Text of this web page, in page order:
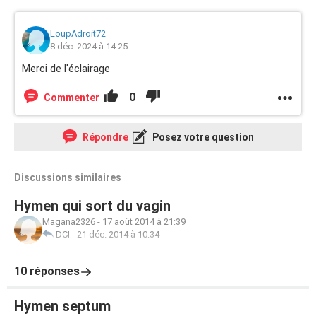
LoupAdroit72
8 déc. 2024 à 14:25
Merci de l'éclairage
Commenter 0
Répondre Posez votre question
Discussions similaires
Hymen qui sort du vagin
Magana2326 - 17 août 2014 à 21:39
DCI - 21 déc. 2014 à 10:34
10 réponses
Hymen septum